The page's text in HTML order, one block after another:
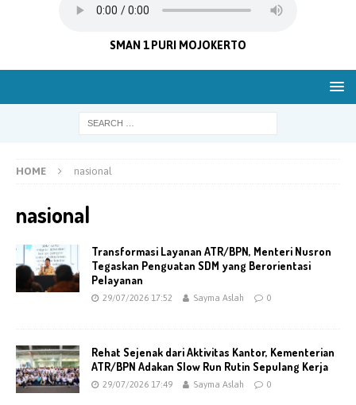
SMAN 1 PURI MOJOKERTO
HOME nasional
nasional
Transformasi Layanan ATR/BPN, Menteri Nusron
Tegaskan Penguatan SDM yang Berorientasi
Pelayanan
29/07/2026 17:52 Sayma Aslah 0
Rehat Sejenak dari Aktivitas Kantor, Kementerian
ATR/BPN Adakan Slow Run Rutin Sepulang Kerja
29/07/2026 17:49 Sayma Aslah 0